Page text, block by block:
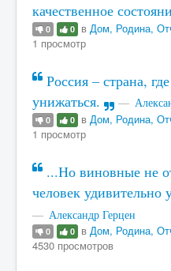
качественное
0 0 в Дом, Родина,
1 просмотр
Россия – страна,
унижаться.
0 0 в Дом, Родина,
1 просмотр
...Но виновные не
человек удивительно
Александр Герцен
0 0 в Дом, Родина,
4530 просмотров